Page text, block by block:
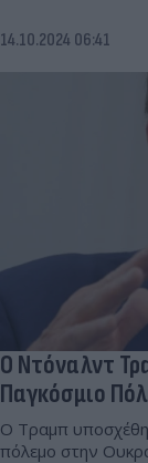
14.10.2024 06:41
Ο Ντόναλντ
Παγκόσμιο
O Τραμπ
πόλεμο στην